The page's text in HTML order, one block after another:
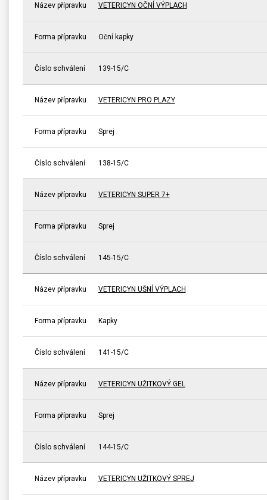
Název přípravku VETERICYN OČNÍ VÝPLACH
Forma přípravku Oční kapky
Číslo schválení 139-15/C
Název přípravku VETERICYN PRO PLAZY
Forma přípravku Sprej
Číslo schválení 138-15/C
Název přípravku VETERICYN SUPER 7+
Forma přípravku Sprej
Číslo schválení 145-15/C
Název přípravku VETERICYN UŠNÍ VÝPLACH
Forma přípravku Kapky
Číslo schválení 141-15/C
Název přípravku VETERICYN UŽITKOVÝ GEL
Forma přípravku Sprej
Číslo schválení 144-15/C
Název přípravku VETERICYN UŽITKOVÝ SPREJ